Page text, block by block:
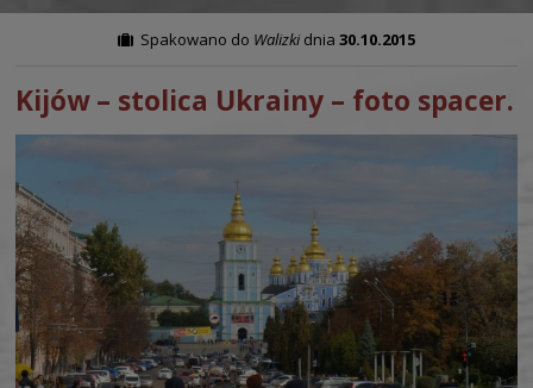
Spakowano do Walizkidnia 30.10.2015
Kijów – stolica Ukrainy – foto spacer.